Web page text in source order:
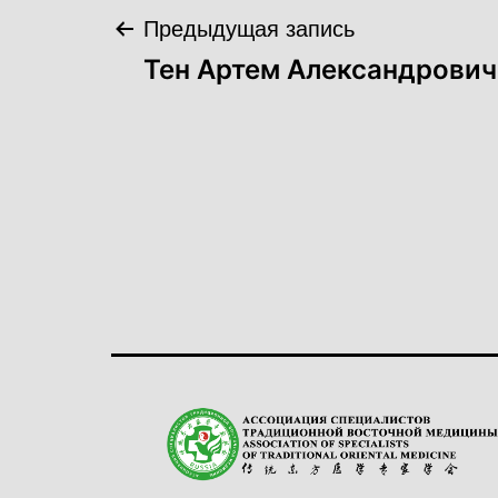
Навигация
Предыдущая запись
Тен Артем Александрович